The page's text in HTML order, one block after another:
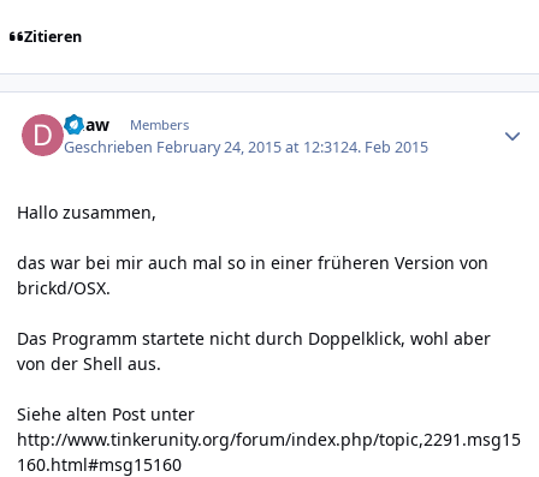
Zitieren
duaw Members
Geschrieben February 24, 2015 at 12:3124. Feb 2015
Hallo zusammen,
das war bei mir auch mal so in einer früheren Version von
brickd/OSX.
Das Programm startete nicht durch Doppelklick, wohl aber
von der Shell aus.
Siehe alten Post unter
http://www.tinkerunity.org/forum/index.php/topic,2291.msg15
160.html#msg15160